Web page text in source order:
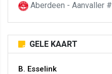
Aberdeen - Aanvaller #
GELE KAART
B. Esselink